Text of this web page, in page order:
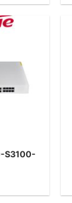
S3100-